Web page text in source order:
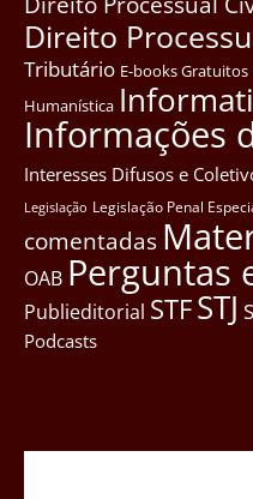
Direito
Tributário E-books Gratuitos
Humanística
Informações
Interesses Difusos e
Legislação Legislação Penal
comentadas
OAB Perguntas
Publieditorial STFSTJ
Podcasts